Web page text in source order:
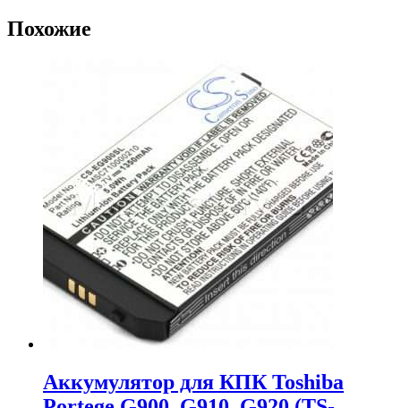
Похожие
Аккумулятор для КПК Toshiba